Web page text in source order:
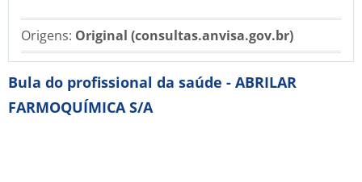
Origens: Original (consultas.anvisa.gov.br)
Bula do profissional da saúde - ABRILAR
FARMOQUÍMICA S/A